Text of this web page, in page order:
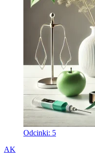
Odcinki: 5
AK